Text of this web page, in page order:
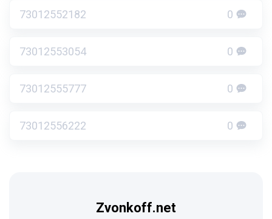
73012552182 0
73012553054 0
73012555777 0
73012556222 0
Zvonkoff.net